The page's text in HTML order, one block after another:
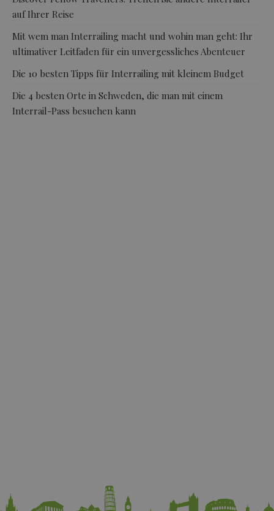
auf Ihrer Reise
Mit wem man Interrailing macht und wohin man geht: Ihr
ultimativer Leitfaden für ein unvergessliches Abenteuer
Die 10 besten Tipps für Interrailing mit kleinem Budget
Die 4 besten Orte in Schweden, die man mit einem
Interrail-Pass besuchen kann